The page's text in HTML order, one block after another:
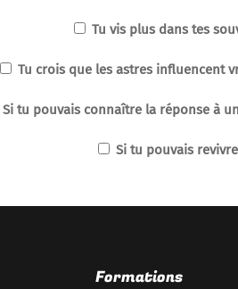
Tu vis plus dans tes
Tu crois que les astres influencent
Si tu pouvais connaître la réponse à
Si tu pouvais
Formations